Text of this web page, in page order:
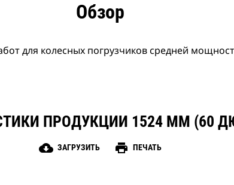
Обзор
для колесных погрузчиков средней
ПРОДУКЦИИ 1524 ММ (60
cloud_download ЗАГРУЗИТЬ print ПЕЧАТЬ